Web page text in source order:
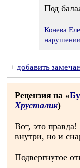
Под
Конева
нарушении
+ добавить
Рецензия на «
Хрусталик)
Вот, это
внутри, но и
Подвергнутое